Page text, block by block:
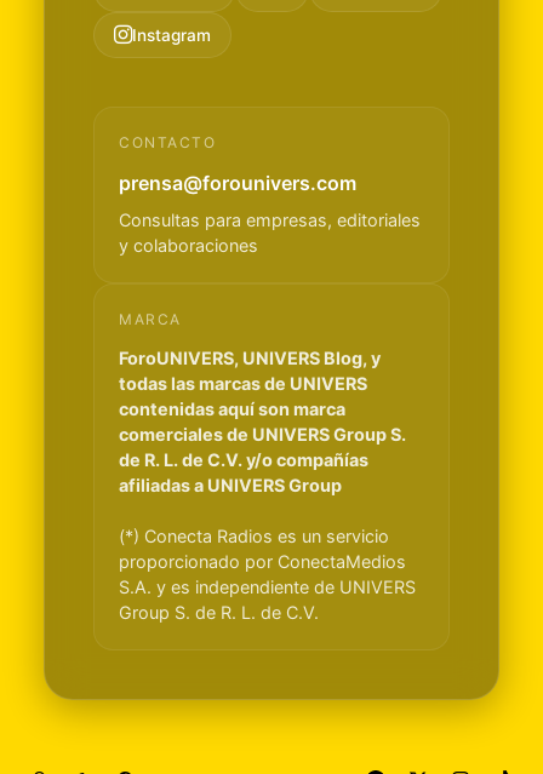
Instagram
CONTACTO
prensa@forounivers.com
Consultas para empresas, editoriales
y colaboraciones
MARCA
ForoUNIVERS, UNIVERS Blog, y
todas las marcas de UNIVERS
contenidas aquí son marca
comerciales de UNIVERS Group S.
de R. L. de C.V. y/o compañías
afiliadas a UNIVERS Group
(*) Conecta Radios es un servicio
proporcionado por ConectaMedios
S.A. y es independiente de UNIVERS
Group S. de R. L. de C.V.
Light ModeDark ModeSystem Preference